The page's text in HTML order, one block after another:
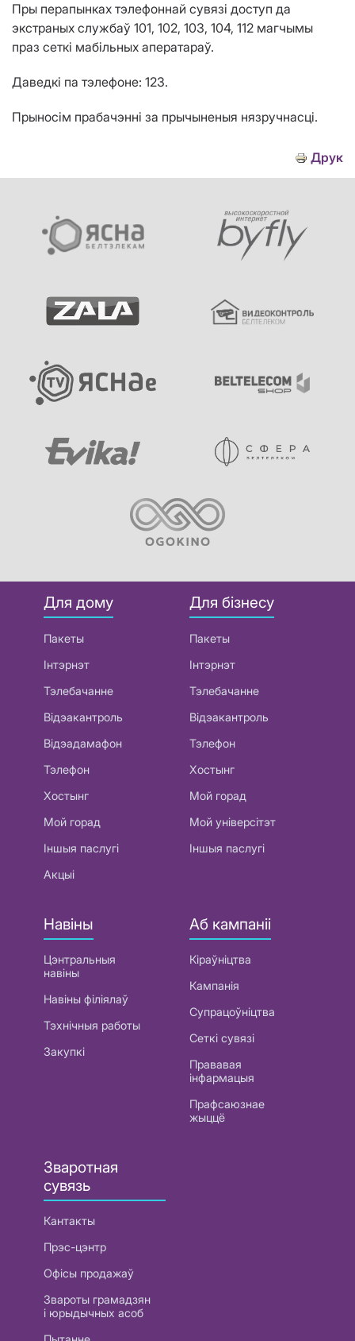
Пры перапынках тэлефоннай сувязі доступ да
экстраных службаў 101, 102, 103, 104, 112 магчымы
праз сеткі мабільных аператараў.
Даведкі па тэлефоне: 123.
Прыносім прабачэнні за прычыненыя нязручнасці.
Друк
Для дому
Пакеты
Інтэрнэт
Тэлебачанне
Відэакантроль
Відэадамафон
Тэлефон
Хостынг
Мой горад
Іншыя паслугі
Акцыі
Для бізнесу
Пакеты
Інтэрнэт
Тэлебачанне
Відэакантроль
Тэлефон
Хостынг
Мой горад
Мой універсітэт
Іншыя паслугі
Навіны
Цэнтральныя
навіны
Навіны філіялаў
Тэхнічныя работы
Закупкі
Аб кампаніі
Кіраўніцтва
Кампанія
Супрацоўніцтва
Сеткі сувязі
Прававая
інфармацыя
Прафсаюзнае
жыццё
Зваротная
сувязь
Кантакты
Прэс-цэнтр
Офісы продажаў
Звароты грамадзян
і юрыдычных асоб